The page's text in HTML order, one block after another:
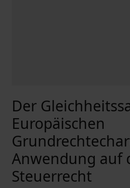
Der
Europäischen
Anwendung auf
Steuerrecht